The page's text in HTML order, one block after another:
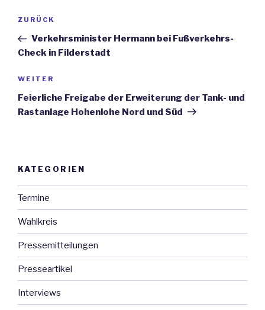
Beitrags-
Vorheriger
Beitrag
ZURÜCK
Verkehrsminister Hermann bei Fußverkehrs-
Check in Filderstadt
Nächster
Beitrag
WEITER
Feierliche Freigabe der Erweiterung der Tank- und
Rastanlage Hohenlohe Nord und Süd
KATEGORIEN
Termine
Wahlkreis
Pressemitteilungen
Presseartikel
Interviews